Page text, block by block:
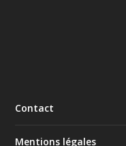
Contact
Mentions légales